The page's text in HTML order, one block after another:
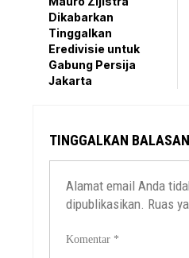
Dikabarkan
Tinggalkan
Eredivisie untuk
Gabung Persija
Jakarta
TINGGALKAN BALASAN
Alamat email Anda
dipublikasikan. Ruas
Komentar *